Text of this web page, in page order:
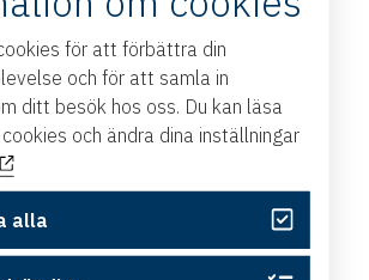
X Shore?
det varmaste tack! Det är väldigt
uppmärksammas från några som
innovation och teknik på det här
kan vi skapa en bättre infrastruktur
båtliv!
Expedition Baltic Sea?Läs då mer
från när X Shore blev
för att förbättra din
och för att samla in
ditt besök hos oss. Du kan läsa
och ändra dina inställningar
alla